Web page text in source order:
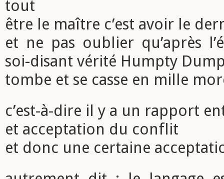
tout
être le maître c’est avoir le
et ne pas oublier qu’après
soi-disant vérité Humpty
tombe et se casse en mille
c’est-à-dire il y a un rapport
et acceptation du conflit
et donc une certaine